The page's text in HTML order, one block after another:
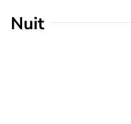
Nuit